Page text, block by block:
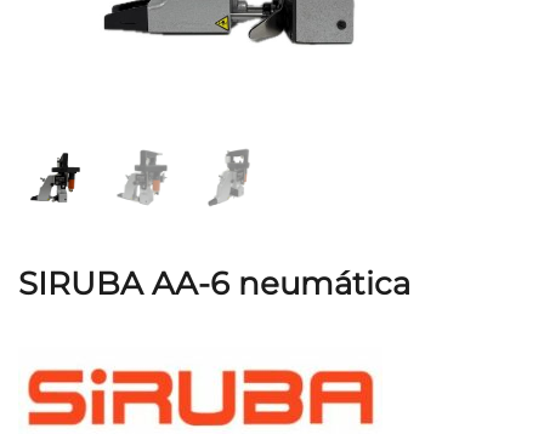
SIRUBA AA-6 neumática